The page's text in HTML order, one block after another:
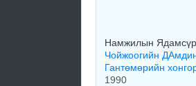
Намжилын
Чойжоогийн
Гантөмөрийн
1990